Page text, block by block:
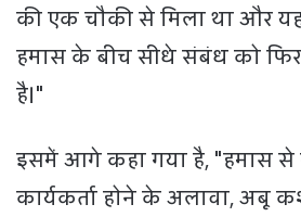
की एक चौकी से मिला था और
हमास के बीच सीधे संबंध को
है।"
इसमें आगे कहा गया है, "हमास से
कार्यकर्ता होने के अलावा, अबू